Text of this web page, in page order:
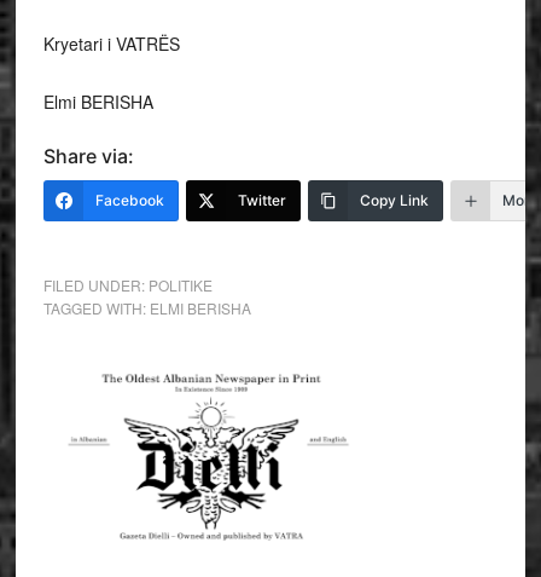
Kryetari i VATRËS
Elmi BERISHA
Share via:
Facebook Twitter Copy Link More
FILED UNDER: POLITIKE
TAGGED WITH: ELMI BERISHA